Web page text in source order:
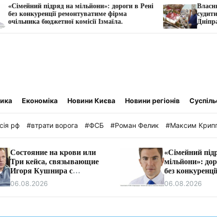
на мільйони»: дороги в Рені
фірма
комісії Ізмаїла.
Власника Київхліба,
судитимуть за захоплення
Економіка Новини Києва Новини регіонів
рф #втрати ворога #ФСБ #Роман Фелик #Максим
Состояние на крови или
Три кейса, связывающие
Игоря Кушнира с
Виктором Медведчуком
06.08.2026
«Сімейний
мільйони»:
без конкуренції
комісії Ізмаїла.
06.08.2026